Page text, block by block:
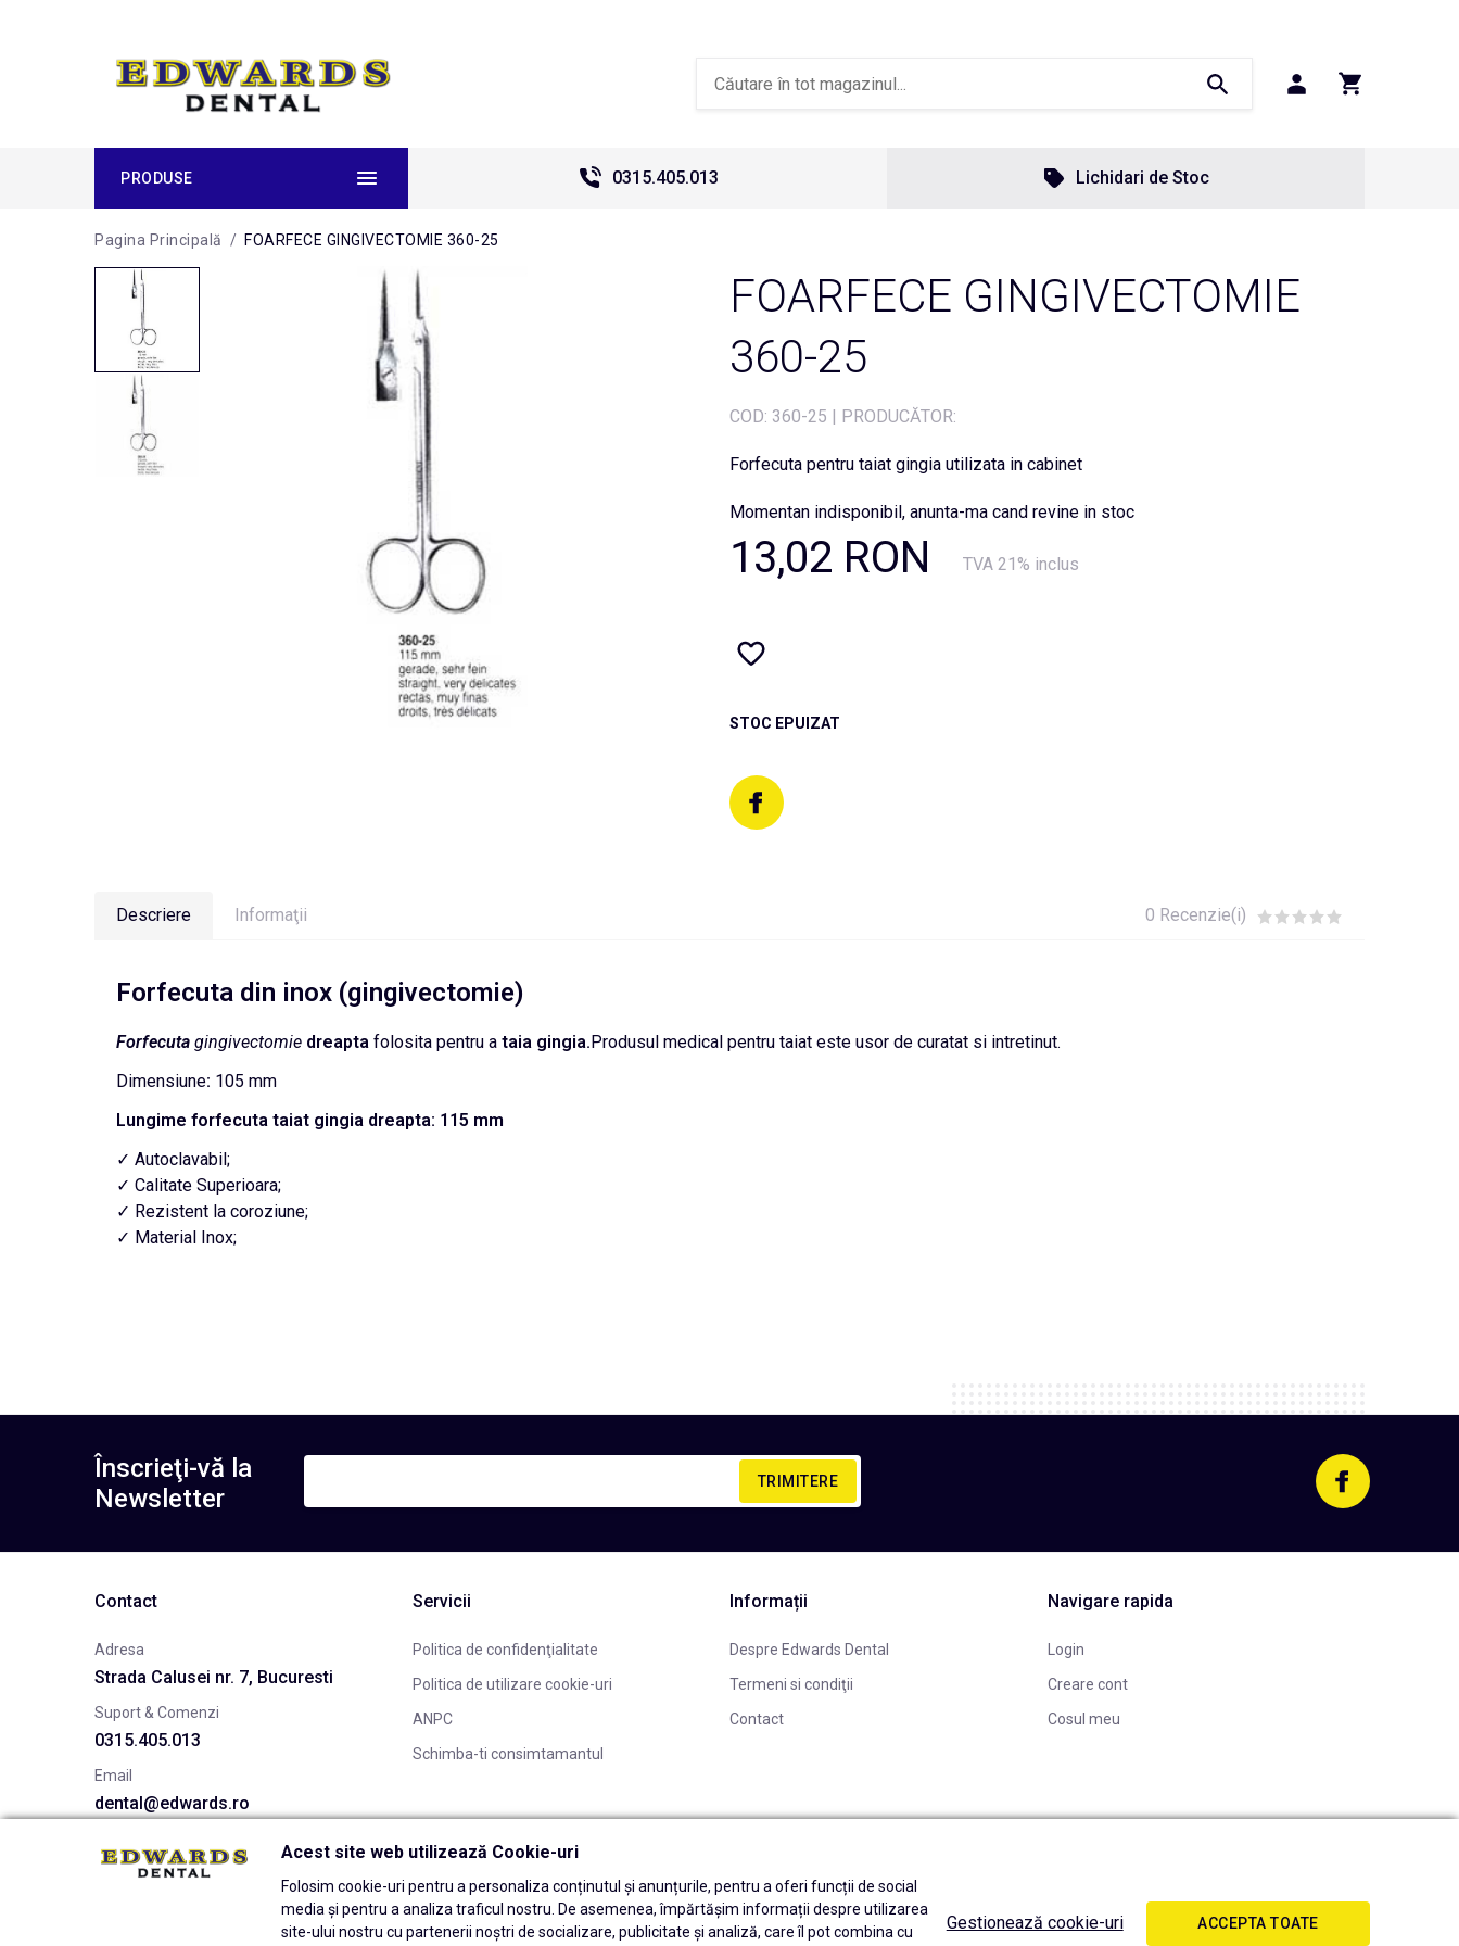
PRODUSE 0315.405.013 Lichidari de Stoc
Pagina Principală / FOARFECE GINGIVECTOMIE 360-25
FOARFECE GINGIVECTOMIE
360-25
COD: 360-25 | PRODUCĂTOR:
Forfecuta pentru taiat gingia utilizata in cabinet
Momentan indisponibil, anunta-ma cand revine in stoc
13,02 RON TVA 21% inclus
STOC EPUIZAT
Descriere Informaţii 0 Recenzie(i)
Forfecuta din inox (gingivectomie)
Forfecuta gingivectomie dreapta folosita pentru a taia gingia.Produsul medical pentru taiat este usor de curatat si intretinut.
Dimensiune: 105 mm
Lungime forfecuta taiat gingia dreapta: 115 mm
✓ Autoclavabil;
✓ Calitate Superioara;
✓ Rezistent la coroziune;
✓ Material Inox;
Înscrieţi-vă la
Newsletter
TRIMITERE
Contact
Adresa
Strada Calusei nr. 7, Bucuresti
Suport & Comenzi
0315.405.013
Email
dental@edwards.ro
Servicii
Politica de confidenţialitate
Politica de utilizare cookie-uri
ANPC
Schimba-ti consimtamantul
Informații
Despre Edwards Dental
Termeni si condiţii
Contact
Navigare rapida
Login
Creare cont
Cosul meu
Acest site web utilizează Cookie-uri
Folosim cookie-uri pentru a personaliza conținutul și anunțurile, pentru a oferi funcții de social
media și pentru a analiza traficul nostru. De asemenea, împărtășim informații despre utilizarea
site-ului nostru cu partenerii noștri de socializare, publicitate și analiză, care îl pot combina cu
Gestionează cookie-uri ACCEPTA TOATE